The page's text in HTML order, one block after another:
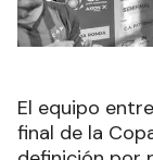
El equipo
final de la